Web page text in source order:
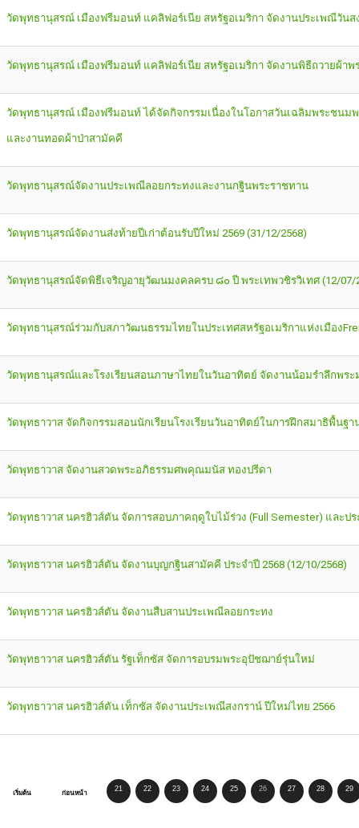
วัดพุทธานุสรณ์ เมืองฟรีมอนท์ แคลิฟอร์เนีย สหรัฐอเมริกา จัดงานประเพณีวันส
วัดพุทธานุสรณ์ เมืองฟรีมอนท์ แคลิฟอร์เนีย สหรัฐอเมริกา จัดงานพิธีถวายผ้า
วัดพุทธานุสรณ์ เมืองฟรีมอนท์ ได้จัดกิจกรรมเนื่องในโอกาสวันเฉลิมพระชนม
และงานทอดผ้าป่าสามัคคี
วัดพุทธานุสรณ์จัดงานประเพณีลอยกระทงและงานกฐินพระราชทาน
วัดพุทธานุสรณ์จัดงานส่งท้ายปีเก่าต้อนรับปีใหม่ 2569 (31/12/2568)
วัดพุทธานุสรณ์จัดพิธีเจริญอายุวัฒนมงคลครบ ๘๐ ปี พระเทพวชิรวิเทศ (12/07/
วัดพุทธานุสรณ์ร่วมกับสภาวัฒนธรรมไทยในประเทศสหรัฐอเมริกาแห่งเมือง
วัดพุทธานุสรณ์และโรงเรียนสอนภาษาไทยในวันอาทิตย์ จัดงานน้อมรำลึกพร
วัดพุทธาวาส จัดกิจกรรมสอนนักเรียนโรงเรียนวันอาทิตย์ในการฝึกสมาธิพื้นฐา
วัดพุทธาวาส จัดงานสวดพระอภิธรรมศพคุณมนัส ทองปรีดา
วัดพุทธาวาส นครฮิวส์ตัน จัดการสอบภาคฤดูใบไม้ร่วง (Full Semester) และป
วัดพุทธาวาส นครฮิวส์ตัน จัดงานบุญกฐินสามัคคี ประจำปี 2568 (12/10/2568)
วัดพุทธาวาส นครฮิวส์ตัน จัดงานสืบสานประเพณีลอยกระทง
วัดพุทธาวาส นครฮิวส์ตัน รัฐเท็กซัส จัดการอบรมพระอุปัชฌาย์รุ่นใหม่
วัดพุทธาวาส นครฮิวส์ตัน เท็กซัส จัดงานประเพณีสงกราน์ ปีใหม่ไทย 2566
เริ่มต้น ก่อนหน้า 21 22 23 24 25 26 27 28 29